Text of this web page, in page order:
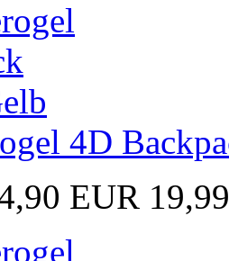
4D
EUR